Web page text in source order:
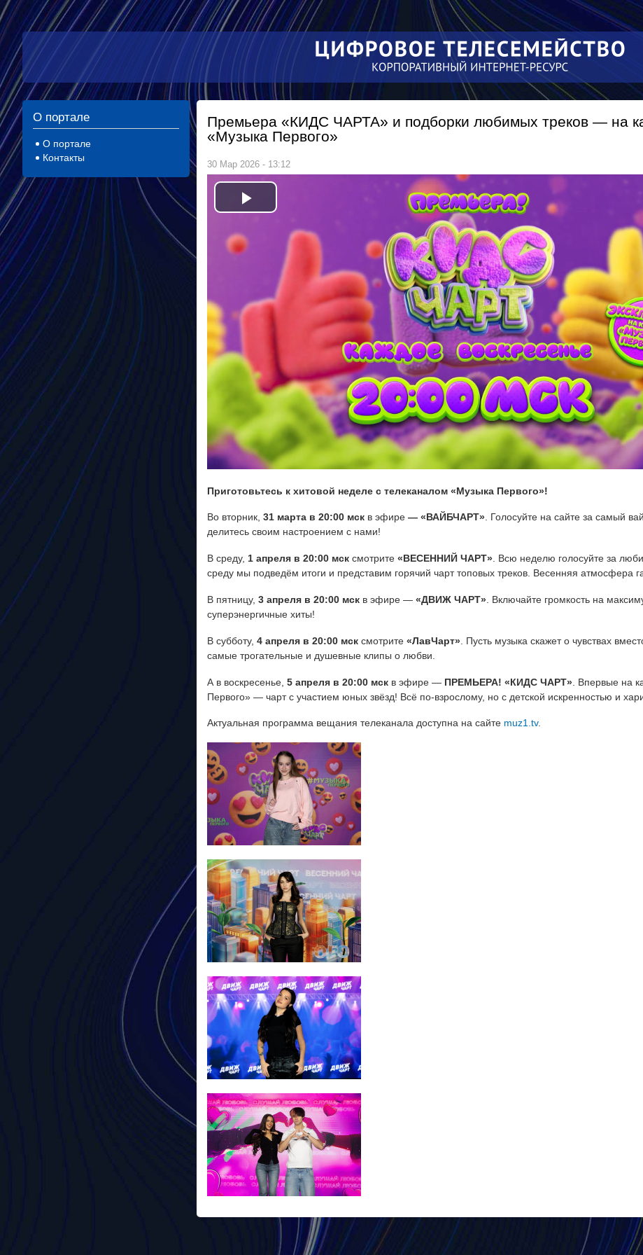
Перейти к
основному
содержанию
О портале
О портале
Контакты
Премьера «КИДС ЧАРТА» и подборки любимых треков — на
«Музыка Первого»
30 Мар 2026 - 13:12
P
l
y
i
d
e
o
Приготовьтесь к хитовой неделе с телеканалом «Музыка Первого»!
Во вторник,31 марта в 20:00 мск в эфире— «ВАЙБЧАРТ». Голосуйте на сайте за самый
делитесь своим настроением с нами!
В среду, 1 апреля в 20:00 мск смотрите«ВЕСЕННИЙ ЧАРТ» . Всю неделю голосуйте за
среду мы подведём итоги и представим горячий чарт топовых треков. Весенняя атмосфера
В пятницу,3 апреля в 20:00 мск в эфире — «ДВИЖ ЧАРТ» . Включайте громкость на
суперэнергичные хиты!
В субботу,4 апреля в 20:00 мск смотрите«ЛавЧарт» . Пусть музыка скажет о чувствах
самые трогательные и душевные клипы о любви.
А в воскресенье,5 апреля в 20:00 мск в эфире — ПРЕМЬЕРА! «КИДС ЧАРТ» . Впервые на
Первого» — чарт с участием юных звёзд! Всё по‑взрослому, но с детской искренностью и
Актуальная программа вещания телеканала доступна на сайте muz1.tv.